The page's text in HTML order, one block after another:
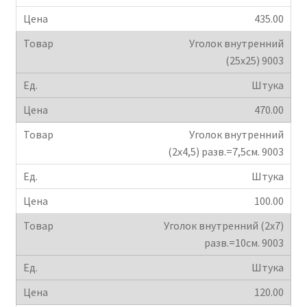
435.00
Уголок внутренний
(25х25) 9003
Штука
470.00
Уголок внутренний
(2х4,5) разв.=7,5см. 9003
Штука
100.00
Уголок внутренний (2х7)
разв.=10см. 9003
Штука
120.00